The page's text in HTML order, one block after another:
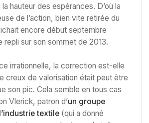
la hauteur des espérances. D’où la
de l’action, bien vite retirée du
encore début septembre
sur son sommet de 2013.
irrationnelle, la correction est-elle
creux de valorisation était peut être
son pic. Cela semble en tous cas
Vlerick, patron d’un groupe
textile (qui a donné